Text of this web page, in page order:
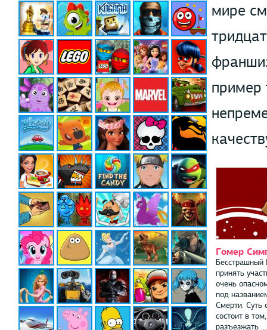
мире
пример
Гомер
принять
очень
под
Смерти. Суть
состоит в
разъезжать ...